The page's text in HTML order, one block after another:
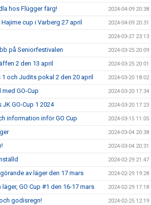
hos Flügger färg! 2024-04-09 20:38
cup i Varberg 27 april 2024-04-09 20:31
2024-03-27 23:13
på Seniorfestivalen 2024-03-25 20:09
2 den 13 april 2024-03-25 20:01
och Judits pokal 2 den 20 april 2024-03-20 18:02
GO-Cup 2024-03-20 17:34
GO-Cup 1 2024 2024-03-20 17:23
information inför GO Cup 2024-03-15 11:05
2024-03-04 20:38
2024-03-04 20:31
2024-02-29 21:47
av läger den 17 mars 2024-02-29 19:28
GO Cup #1 den 16-17 mars 2024-02-29 17:18
godisregn! 2024-02-25 12:19